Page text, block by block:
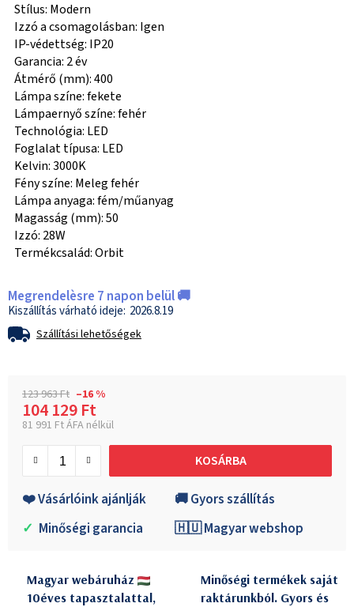
Stílus: Modern
Izzó a csomagolásban: Igen
IP-védettség: IP20
Garancia: 2 év
Átmérő (mm): 400
Lámpa színe: fekete
Lámpaernyő színe: fehér
Technológia: LED
Foglalat típusa: LED
Kelvin: 3000K
Fény színe: Meleg fehér
Lámpa anyaga: fém/műanyag
Magasság (mm): 50
Izzó: 28W
Termékcsalád: Orbit
Megrendelèsre 7 napon belül 🚚
2026.8.19
Szállítási lehetőségek
123 963 Ft –16 %
104 129 Ft
81 991 Ft ÁFA nélkül
KOSÁRBA
❤️ Vásárlóink ajánlják
🚚 Gyors szállítás
✓ Minőségi garancia 🇭🇺 Magyar webshop
Magyar webáruház
10éves tapasztalattal,
Minőségi termékek saját
raktárunkból. Gyors és